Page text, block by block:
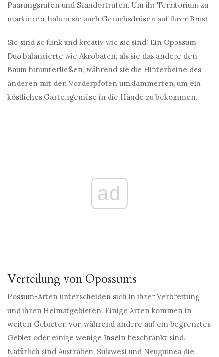
Paarungsrufen und Standortrufen. Um ihr Territorium zu
markieren, haben sie auch Geruchsdrüsen auf ihrer Brust.
Sie sind so flink und kreativ wie sie sind! Ein Opossum-
Duo balancierte wie Akrobaten, als sie das andere den
Baum hinunterließen, während sie die Hinterbeine des
anderen mit den Vorderpfoten umklammerten, um ein
köstliches Gartengemüse in die Hände zu bekommen.
ad
Verteilung von Opossums
Possum-Arten unterscheiden sich in ihrer Verbreitung
und ihren Heimatgebieten. Einige Arten kommen in
weiten Gebieten vor, während andere auf ein begrenztes
Gebiet oder einige wenige Inseln beschränkt sind.
Natürlich sind Australien, Sulawesi und Neuguinea die